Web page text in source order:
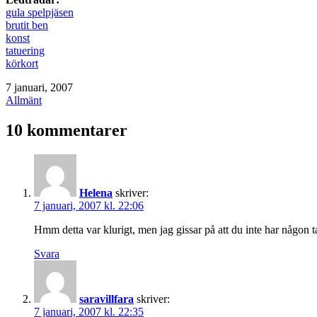
gula spelpjäsen
brutit ben
konst
tatuering
körkort
Publicerat
den
7 januari, 2007
Kategoriserat
Allmänt
10 kommentarer
Helena skriver:
7 januari, 2007 kl. 22:06
Hmm detta var klurigt, men jag gissar på att du inte har någon
Svara
saravillfara skriver:
7 januari, 2007 kl. 22:35